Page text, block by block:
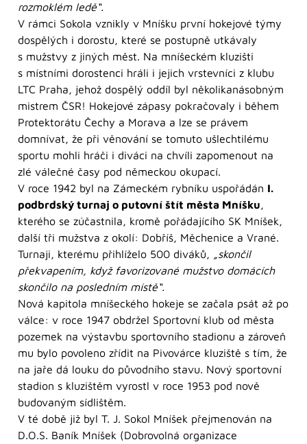
rozmoklém ledě“.
V rámci Sokola vznikly v Mníšku první hokejové týmy
dospělých i dorostu, které se postupně utkávaly
s mužstvy z jiných měst. Na mníšeckém kluzišti
s místními dorostenci hráli i jejich vrstevníci z klubu
LTC Praha, jehož dospělý oddíl byl několikanásobným
mistrem ČSR! Hokejové zápasy pokračovaly i během
Protektorátu Čechy a Morava a lze se právem
domnívat, že při věnování se tomuto ušlechtilému
sportu mohli hráči i diváci na chvíli zapomenout na
zlé válečné časy pod německou okupací.
V roce 1942 byl na Zámeckém rybníku uspořádán I.
podbrdský turnaj o putovní štít města Mníšku,
kterého se zúčastnila, kromě pořádajícího SK Mníšek,
další tři mužstva z okolí: Dobříš, Měchenice a Vrané.
Turnaji, kterému přihlíželo 500 diváků, „skončil
překvapením, když favorizované mužstvo domácích
skončilo na posledním místě“.
Nová kapitola mníšeckého hokeje se začala psát až po
válce: v roce 1947 obdržel Sportovní klub od města
pozemek na výstavbu sportovního stadionu a zároveň
mu bylo povoleno zřídit na Pivovárce kluziště s tím, že
na jaře dá louku do původního stavu. Nový sportovní
stadion s kluzištěm vyrostl v roce 1953 pod nově
budovaným sídlištěm.
V té době již byl T. J. Sokol Mníšek přejmenován na
D.O.S. Baník Mníšek (Dobrovolná organizace